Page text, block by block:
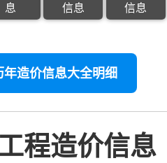
息
信息
信息
造价信息大全明细
程造价信息